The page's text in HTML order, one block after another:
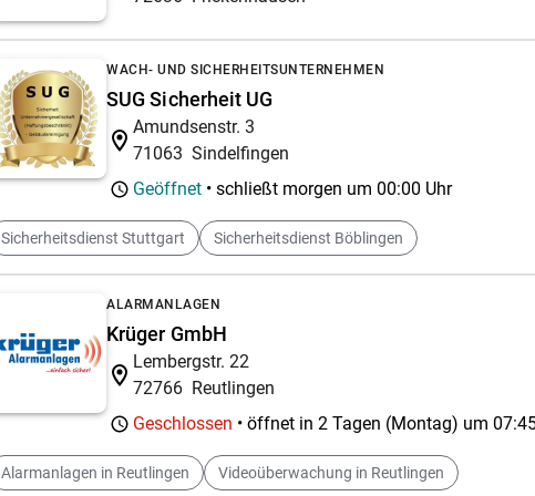
WACH- UND SICHERHEITSUNTERNEHMEN
SUG Sicherheit UG
Amundsenstr. 3
71063 Sindelfingen
Geöffnet • schließt morgen um 00:00 Uhr
Sicherheitsdienst Stuttgart Sicherheitsdienst Böblingen
ALARMANLAGEN
Krüger GmbH
Lembergstr. 22
72766 Reutlingen
Geschlossen • öffnet in 2 Tagen (Montag) um
Alarmanlagen in Reutlingen Videoüberwachung in Reutlingen